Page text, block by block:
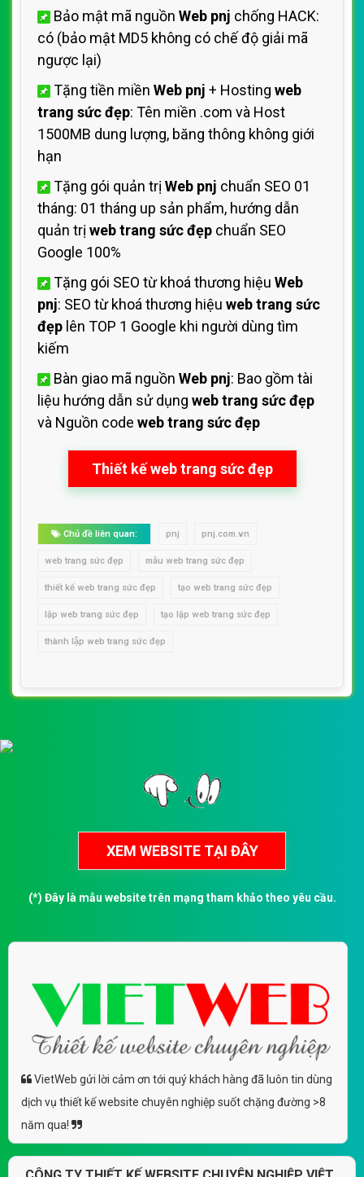
Bảo mật mã nguồn Web pnj chống HACK:
có (bảo mật MD5 không có chế độ giải mã
ngược lại)
Tặng tiền miền Web pnj + Hosting web
trang sức đẹp: Tên miền .com và Host
1500MB dung lượng, băng thông không giới
hạn
Tặng gói quản trị Web pnj chuẩn SEO 01
tháng: 01 tháng up sản phẩm, hướng dẫn
quản trị web trang sức đẹp chuẩn SEO
Google 100%
Tặng gói SEO từ khoá thương hiệu Web
pnj: SEO từ khoá thương hiệu web trang sức
đẹp lên TOP 1 Google khi người dùng tìm
kiếm
Bàn giao mã nguồn Web pnj: Bao gồm tài
liệu hướng dẫn sử dụng web trang sức đẹp
và Nguồn code web trang sức đẹp
Thiết kế web trang sức đẹp
Chủ đề liên quan: pnj pnj.com.vn
web trang sức đẹp mẫu web trang sức đẹp
thiết kế web trang sức đẹp tạo web trang sức đẹp
lập web trang sức đẹp tạo lập web trang sức đẹp
thành lập web trang sức đẹp
(*) Đây là mẫu website trên mạng tham khảo theo yêu cầu.
VietWeb gửi lời cảm ơn tới quý khách hàng đã luôn tin dùng
dịch vụ thiết kế website chuyên nghiệp suốt chặng đường >8
năm qua!